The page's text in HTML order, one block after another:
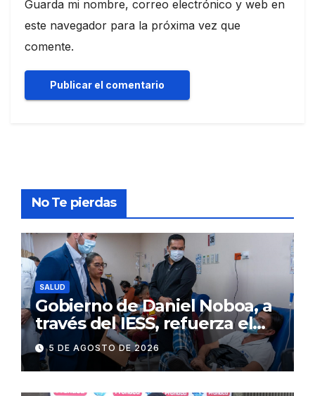
Guarda mi nombre, correo electrónico y web en
este navegador para la próxima vez que
comente.
No Te pierdas
SALUD
Gobierno de Daniel Noboa, a
través del IESS, refuerza el
abastecimiento de insulina
en 86 establecimientos de
salud
5 DE AGOSTO DE 2026